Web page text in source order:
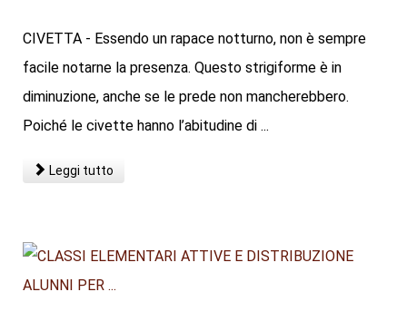
CIVETTA - Essendo un rapace notturno, non è sempre
facile notarne la presenza. Questo strigiforme è in
diminuzione, anche se le prede non mancherebbero.
Poiché le civette hanno l’abitudine di ...
Leggi tutto